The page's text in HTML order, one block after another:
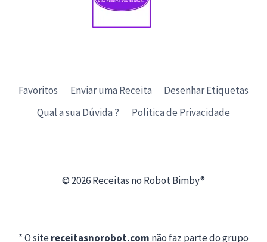
Favoritos Enviar uma Receita
Desenhar Etiquetas
Qual a sua Dúvida ?
Politica de Privacidade
© 2026 Receitas no Robot Bimby®
* O sitereceitasnorobot.com não faz parte do grupo